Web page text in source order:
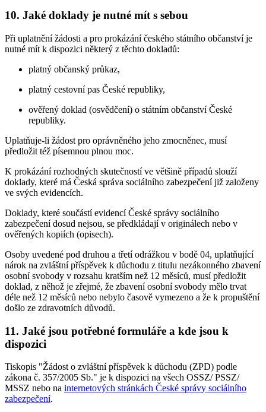
10. Jaké doklady je nutné mít s sebou
Při uplatnění žádosti a pro prokázání českého státního občanství je
nutné mít k dispozici některý z těchto dokladů:
platný občanský průkaz,
platný cestovní pas České republiky,
ověřený doklad (osvědčení) o státním občanství České
republiky.
Uplatňuje-li žádost pro oprávněného jeho zmocněnec, musí
předložit též písemnou plnou moc.
K prokázání rozhodných skutečností ve většině případů slouží
doklady, které má Česká správa sociálního zabezpečení již založeny
ve svých evidencích.
Doklady, které součástí evidencí České správy sociálního
zabezpečení dosud nejsou, se předkládají v originálech nebo v
ověřených kopiích (opisech).
Osoby uvedené pod druhou a třetí odrážkou v bodě 04, uplatňující
nárok na zvláštní příspěvek k důchodu z titulu nezákonného zbavení
osobní svobody v rozsahu kratším než 12 měsíců, musí předložit
doklad, z něhož je zřejmé, že zbavení osobní svobody mělo trvat
déle než 12 měsíců nebo nebylo časově vymezeno a že k propuštění
došlo ze zdravotních důvodů.
11. Jaké jsou potřebné formuláře a kde jsou k
dispozici
Tiskopis "Žádost o zvláštní příspěvek k důchodu (ZPD) podle
zákona č. 357/2005 Sb." je k dispozici na všech OSSZ/ PSSZ/
MSSZ nebo na internetových stránkách České správy sociálního
zabezpečení.